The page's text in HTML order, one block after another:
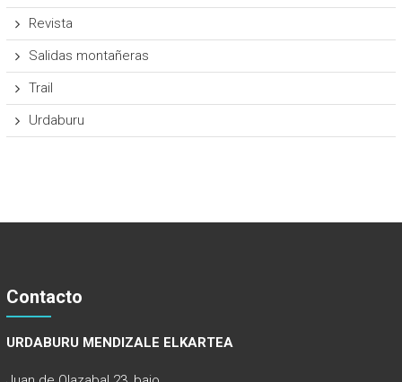
Revista
Salidas montañeras
Trail
Urdaburu
Contacto
URDABURU MENDIZALE ELKARTEA